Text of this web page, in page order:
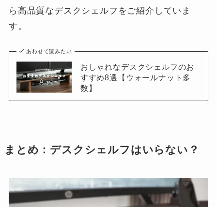
ら高品質なデスクシェルフをご紹介していま
す。
あわせて読みたい
おしゃれなデスクシェルフのお
すすめ8選【ウォールナット多
数】
まとめ：デスクシェルフはいらない？